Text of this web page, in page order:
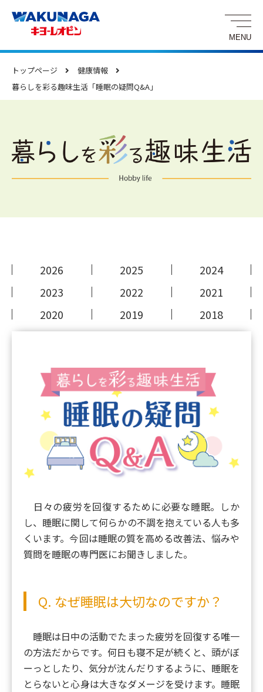
トップページ
健康情報
暮らしを彩る趣味生活「睡眠の疑問Q&A」
2026 2025
2024
2023
2022
2021
2020
2019 2018
日々の疲労を回復するために必要な睡眠。しか
し、睡眠に関して何らかの不調を抱えている人も多
くいます。今回は睡眠の質を高める改善法、悩みや
質問を睡眠の専門医にお聞きしました。
Q. なぜ睡眠は大切なのですか？
睡眠は日中の活動でたまった疲労を回復する唯一
の方法だからです。何日も寝不足が続くと、頭がぼ
ーっとしたり、気分が沈んだりするように、睡眠を
とらないと心身は大きなダメージを受けます。睡眠